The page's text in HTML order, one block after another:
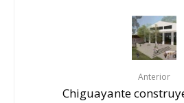
Anterior
Chiguayante